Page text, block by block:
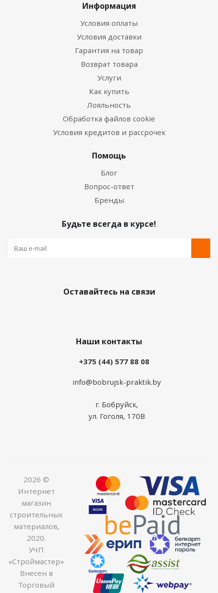
Информация
Условия оплаты
Условия доставки
Гарантия на товар
Возврат товара
Услуги
Как купить
Лояльность
Обработка файлов cookie
Условия кредитов и рассрочек
Помощь
Блог
Вопрос-ответ
Бренды
Будьте всегда в курсе!
Оставайтесь на связи
Наши контакты
+375 (44) 577 88 08
info@bobrujsk-praktik.by
г. Бобруйск,
ул. Гоголя, 170В
2026 ©
Интернет
магазин
строительных
материалов,
2020.
УЧП
«Строймастер»
Внесен в
Торговый